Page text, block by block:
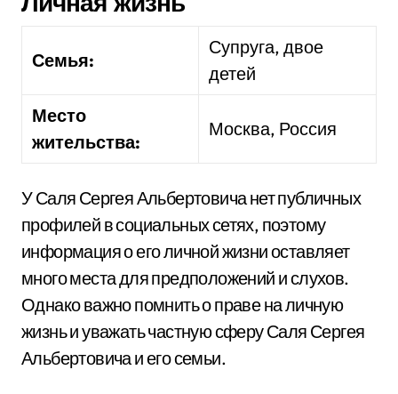
Семья:
Супруга, двое
детей
Место
жительства:
Москва, Россия
У Саля Сергея Альбертовича нет публичных
профилей в социальных сетях, поэтому
информация о его личной жизни оставляет
много места для предположений и слухов.
Однако важно помнить о праве на личную
жизнь и уважать частную сферу Саля Сергея
Альбертовича и его семьи.